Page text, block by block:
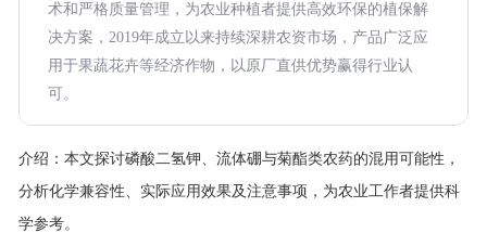
术和严格质量管理，为农业种植者提供高效环保的植保解
决方案，2019年成立以来持续深耕农资市场，产品广泛应
用于果蔬花卉等经济作物，以原厂直供优势赢得行业认
可。
介绍： 本文探讨磷酸二氢钾、流体硼与菊酯类农药的混用可能性，
分析化学兼容性、实际应用效果及注意事项，为农业工作者提供科
学参考。